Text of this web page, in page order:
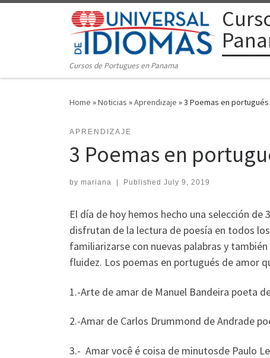
Skip to content
Cursos de Portugues en Panama
Home »Noticias »Aprendizaje »3 Poemas en
APRENDIZAJE
3 Poemas en
by mariana Published July 9, 2019
El día de hoy hemos hecho una selección
disfrutan de la lectura de poesía en todos
familiarizarse con nuevas palabras y
fluidez. Los poemas en portugués de amor
1.-Arte de amar de Manuel Bandeira poeta
2.-Amar de Carlos Drummond de Andrade
3.- Amar você é coisa de minutosde Paulo